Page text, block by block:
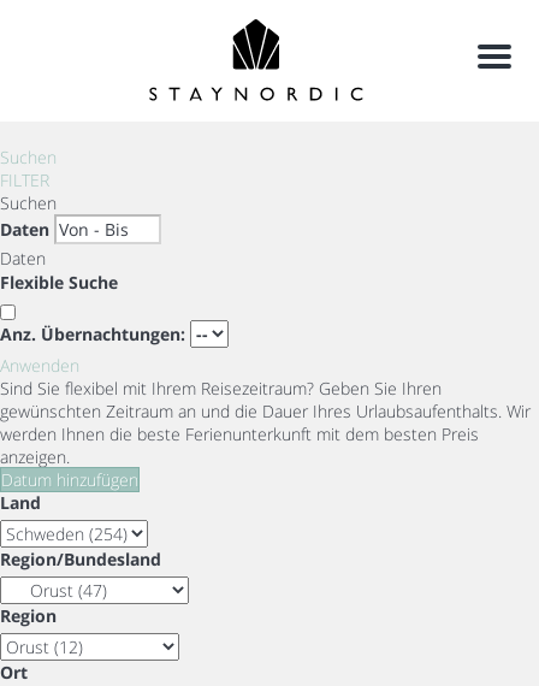
Menu
Suchen
FILTER
Suchen
Daten
Daten
Flexible Suche
Anz. Übernachtungen:
Anwenden
Sind Sie flexibel mit Ihrem Reisezeitraum? Geben Sie Ihren
gewünschten Zeitraum an und die Dauer Ihres Urlaubsaufenthalts. Wir
werden Ihnen die beste Ferienunterkunft mit dem besten Preis
anzeigen.
Datum hinzufügen
Land
Region/Bundesland
Region
Ort